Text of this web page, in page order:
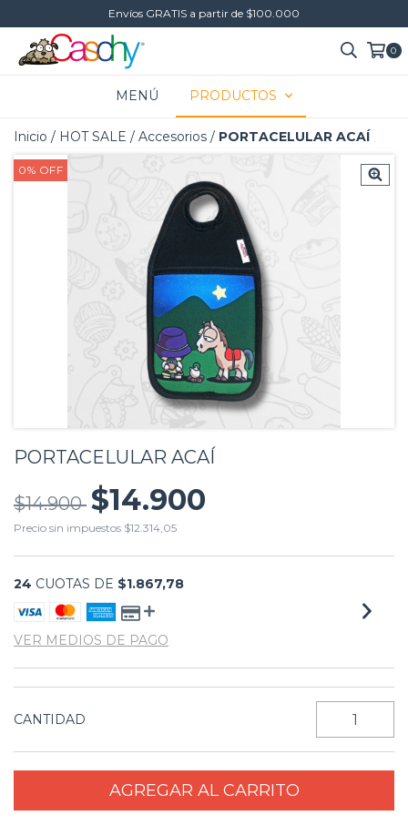
Envíos GRATIS a partir de $100.000
0
MENÚ PRODUCTOS
Inicio / HOT SALE / Accesorios / PORTACELULAR ACAÍ
0% OFF
PORTACELULAR ACAÍ
$14.900 $14.900
Precio sin impuestos $12.314,05
24 CUOTAS DE $1.867,78
VER MEDIOS DE PAGO
CANTIDAD